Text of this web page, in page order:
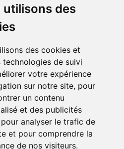
utilisons des
des cookies et
technologies de suivi
votre expérience
sur notre site, pour
un contenu
et des publicités
analyser le trafic de
et pour comprendre la
de nos visiteurs.
elk gewenst moment binnen 90
we een boom! Lees meer